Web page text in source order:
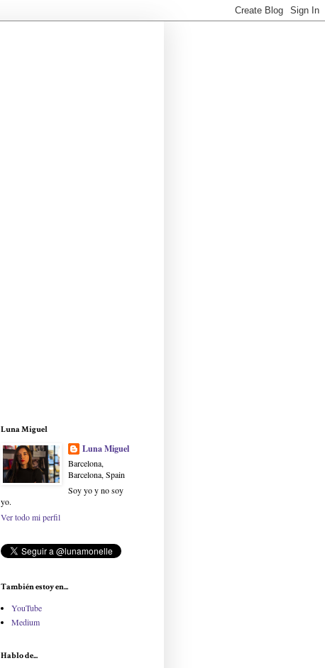
Luna Miguel
Luna Miguel
Barcelona,
Barcelona, Spain
Soy yo y no soy
yo.
Ver todo mi perfil
También estoy en...
YouTube
Medium
Hablo de...